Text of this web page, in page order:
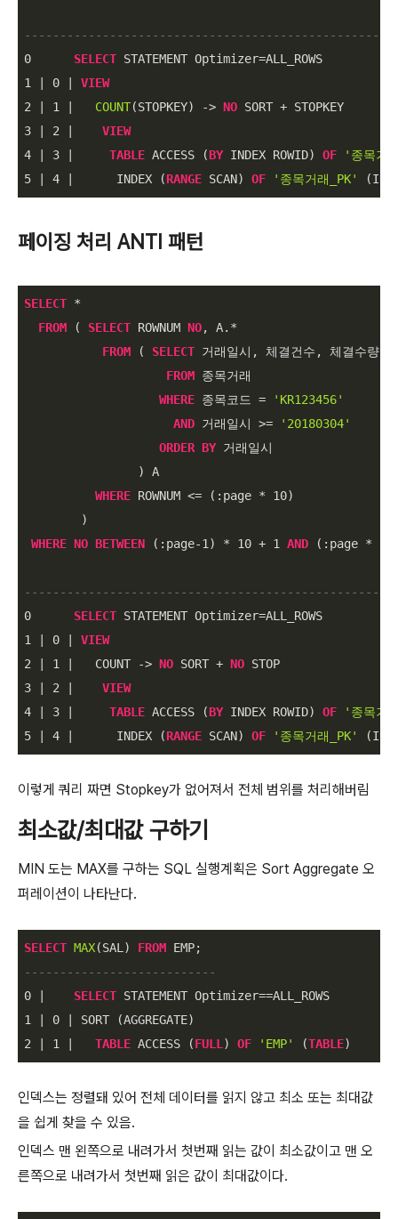
0
SELECT STATEMENT Optimizer=
1
0
VIEW
2
1 COUNT(STOPKEY) -> NO SORT +
3
2
VIEW
4
3 TABLE ACCESS (BY INDEX ROWID) OF
'종목거
5
4
      INDEX (
RANGE SCAN) OF '종목거래_PK'
페이징 처리 ANTI 패턴
SELECT *
FROM ( SELECT ROWNUM NO, A. *
FROM ( SELECT 거래일시, 체결건수, 체결수량,
FROM 종목거래
WHERE 종목코드 =
'KR123456'
AND 거래일시 >=
'20180304'
ORDER BY 거래일시
                ) A
WHERE ROWNUM <= (:page * 10)
        )
WHERE NO BETWEEN (:page-1) * 10 + 1 AND (:page *
0
SELECT STATEMENT Optimizer=
1
0
VIEW
2
1
   COUNT
-> NO SORT + NO
3
2
VIEW
4
3 TABLE ACCESS (BY INDEX ROWID) OF
'종목거
5
4
      INDEX (
RANGE SCAN) OF '종목거래_PK'
이렇게 쿼리 짜면 Stopkey가 없어져서 전체 범위를 처리해버림
최소값/최대값 구하기
MIN 도는 MAX를 구하는 SQL 실행계획은 Sort Aggregate 오
퍼레이션이 나타난다.
SELECT MAX(SAL) FROM
---------------------------
0
SELECT STATEMENT Optimizer==
1
0
2
1 TABLE ACCESS (FULL) OF 'EMP' (TABLE)
인덱스는 정렬돼 있어 전체 데이터를 읽지 않고 최소 또는 최대값
을 쉽게 찾을 수 있음.
인덱스 맨 왼쪽으로 내려가서 첫번째 읽는 값이 최소값이고 맨 오
른쪽으로 내려가서 첫번째 읽은 값이 최대값이다.